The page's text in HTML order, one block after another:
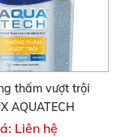
thấm vượt trội
AQUATECH
Liên hệ